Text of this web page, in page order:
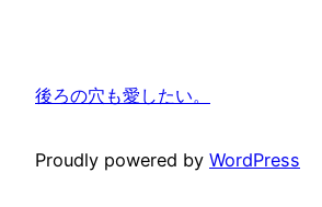
後ろの穴も愛したい。
Proudly powered by WordPress